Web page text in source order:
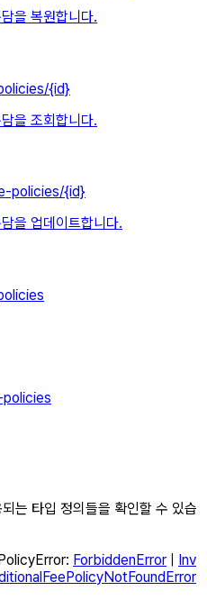
을 복원합니다.
{id}
을 조회합니다.
policies/{id}
을 업데이트합니다.
는 타입 정의들을 확인할 수 있습
: ForbiddenError
Inv